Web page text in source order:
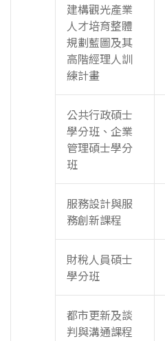
建構觀光產業
人才培育整體
規劃藍圖及其
高階經理人訓
練計畫
公共行政碩士
學分班、企業
管理碩士學分
班
服務設計與服
務創新課程
財稅人員碩士
學分班
都市更新及談
判與溝通課程